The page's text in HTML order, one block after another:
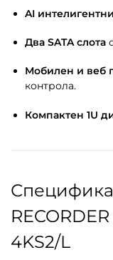
AI
Два SATA слота
Мобилен и веб
контрола.
Компактен 1U
4KS2/L